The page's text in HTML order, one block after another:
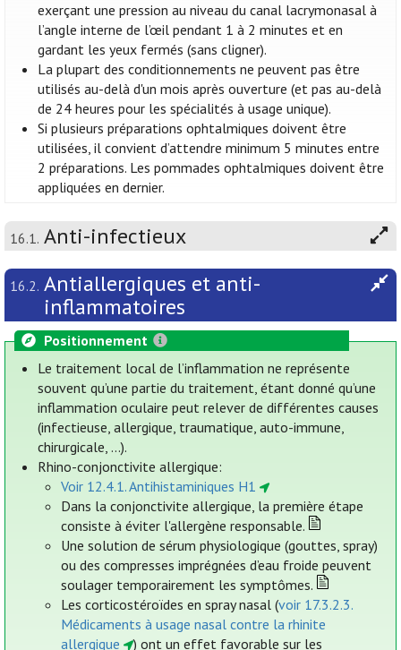
exerçant une pression au niveau du canal lacrymonasal à
l’angle interne de l’œil pendant 1 à 2 minutes et en
gardant les yeux fermés (sans cligner).
La plupart des conditionnements ne peuvent pas être
utilisés au-delà d'un mois après ouverture (et pas au-delà
de 24 heures pour les spécialités à usage unique).
Si plusieurs préparations ophtalmiques doivent être
utilisées, il convient d’attendre minimum 5 minutes entre
2 préparations. Les pommades ophtalmiques doivent être
appliquées en dernier.
16.1. Anti-infectieux
16.2. Antiallergiques et anti-
inflammatoires
Positionnement
Le traitement local de l’inflammation ne représente
souvent qu’une partie du traitement, étant donné qu’une
inflammation oculaire peut relever de différentes causes
(infectieuse, allergique, traumatique, auto-immune,
chirurgicale, ...).
Rhino-conjonctivite allergique:
Voir 12.4.1. Antihistaminiques H1
Dans la conjonctivite allergique, la première étape
consiste à éviter l'allergène responsable.
Une solution de sérum physiologique (gouttes, spray)
ou des compresses imprégnées d’eau froide peuvent
soulager temporairement les symptômes.
Les corticostéroïdes en spray nasal (voir 17.3.2.3.
Médicaments à usage nasal contre la rhinite
allergique
) ont un effet favorable sur les